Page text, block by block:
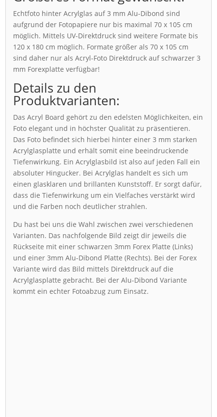
Echtfoto hinter Acrylglas auf 3 mm Alu-Dibond sind
aufgrund der Fotopapiere nur bis maximal 70 x 105 cm
möglich. Mittels UV-Direktdruck sind weitere Formate bis
120 x 180 cm möglich. Formate größer als 70 x 105 cm
sind daher nur als Acryl-Foto Direktdruck auf schwarzer 3
mm Forexplatte verfügbar!
Details zu den
Produktvarianten:
Das Acryl Board gehört zu den edelsten Möglichkeiten, ein
Foto elegant und in höchster Qualität zu präsentieren.
Das Foto befindet sich hierbei hinter einer 3 mm starken
Acrylglasplatte und erhält somit eine beeindruckende
Tiefenwirkung. Ein Acrylglasbild ist also auf jeden Fall ein
absoluter Hingucker. Bei Acrylglas handelt es sich um
einen glasklaren und brillanten Kunststoff. Er sorgt dafür,
dass die Tiefenwirkung um ein Vielfaches verstärkt wird
und die Farben noch deutlicher strahlen.
Du hast bei uns die Wahl zwischen zwei verschiedenen
Varianten. Das nachfolgende Bild zeigt dir jeweils die
Rückseite mit einer schwarzen 3mm Forex Platte (Links)
und einer 3mm Alu-Dibond Platte (Rechts). Bei der Forex
Variante wird das Bild mittels Direktdruck auf die
Acrylglasplatte gebracht. Bei der Alu-Dibond Variante
kommt ein echter Fotoabzug zum Einsatz.